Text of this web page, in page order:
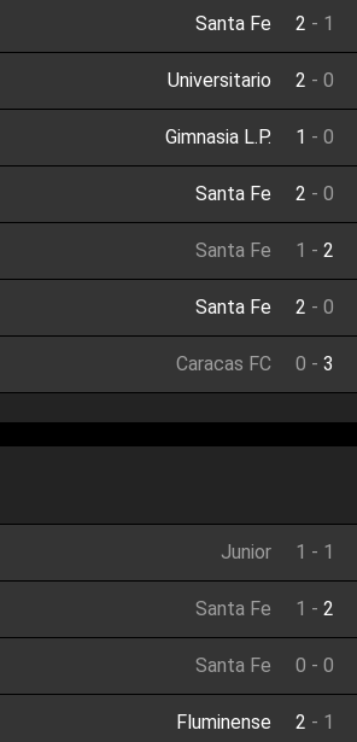
Santa Fe 2 - 1
Universitario 2 - 0
Gimnasia L.P. 1 - 0
Santa Fe 2 - 0
Santa Fe 1 - 2
Santa Fe 2 - 0
Caracas FC 0 - 3
Junior 1 - 1
Santa Fe 1 - 2
Santa Fe 0 - 0
Fluminense 2 - 1